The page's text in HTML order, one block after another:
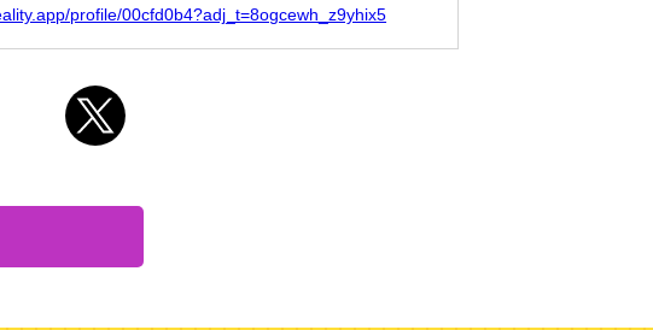
profile/00cfd0b4?adj_t=8ogcewh_z9yhix5